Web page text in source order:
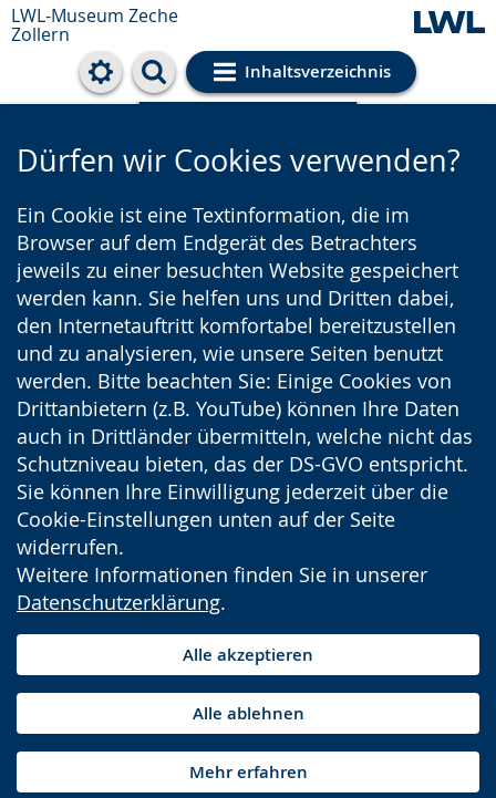
LWL-Museum Zeche
Zollern
Inhaltsverzeichnis
Cookie-Einstellungen
Dürfen wir Cookies verwenden?
Ein Cookie ist eine Textinformation, die im
Browser auf dem Endgerät des Betrachters
jeweils zu einer besuchten Website gespeichert
werden kann. Sie helfen uns und Dritten dabei,
den Internetauftritt komfortabel bereitzustellen
und zu analysieren, wie unsere Seiten benutzt
werden. Bitte beachten Sie: Einige Cookies von
Drittanbietern (z.B. YouTube) können Ihre Daten
auch in Drittländer übermitteln, welche nicht das
Schutzniveau bieten, das der DS-GVO entspricht.
Sie können Ihre Einwilligung jederzeit über die
Cookie-Einstellungen unten auf der Seite
widerrufen.
Weitere Informationen finden Sie in unserer
Datenschutzerklärung.
Alle akzeptieren
Alle ablehnen
Mehr erfahren